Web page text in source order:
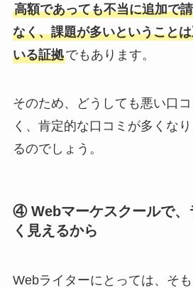
高額であっても不当に追加で
なく、課題が多いということ
いる証拠でもあります。
そのため、どうしても悪い口
く、肯定的な口コミが多くな
るのでしょう。
④ Webマーケスクールで、
く見えるから
Webライターにとっては、そ